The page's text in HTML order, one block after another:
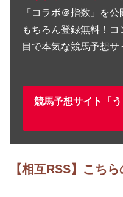
「コラボ＠指数」を公
もちろん登録無料！
目で本気な競馬予想サ
競馬予想サイト「
【相互RSS】こち